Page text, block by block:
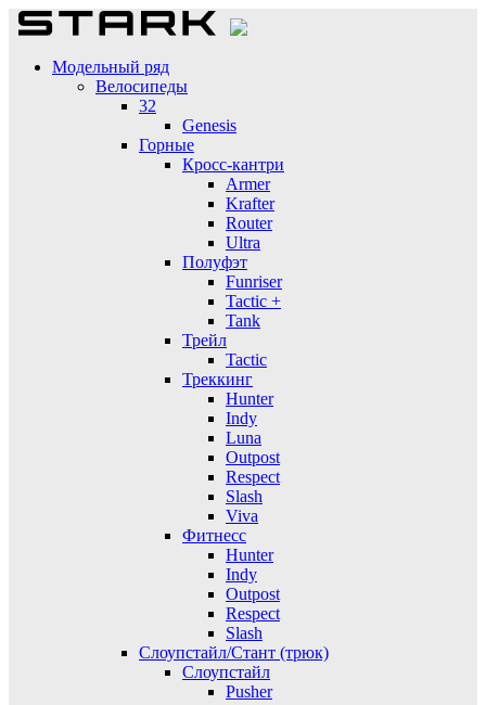
Модельный ряд
Велосипеды
32
Genesis
Горные
Кросс-кантри
Armer
Krafter
Router
Ultra
Полуфэт
Funriser
Tactic +
Tank
Трейл
Tactic
Треккинг
Hunter
Indy
Luna
Outpost
Respect
Slash
Viva
Фитнесс
Hunter
Indy
Outpost
Respect
Slash
Слоупстайл/Стант (трюк)
Слоупстайл
Pusher